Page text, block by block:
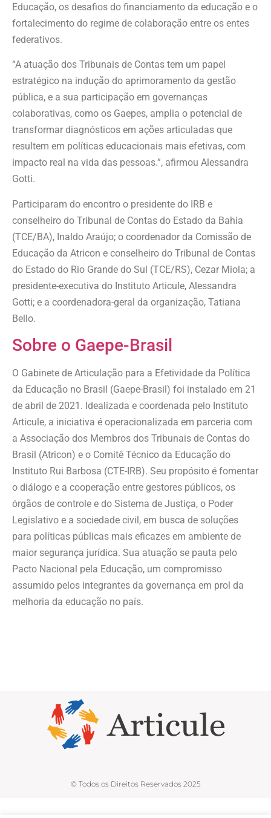
Educação, os desafios do financiamento da educação e o
fortalecimento do regime de colaboração entre os entes
federativos.
“A atuação dos Tribunais de Contas tem um papel
estratégico na indução do aprimoramento da gestão
pública, e a sua participação em governanças
colaborativas, como os Gaepes, amplia o potencial de
transformar diagnósticos em ações articuladas que
resultem em políticas educacionais mais efetivas, com
impacto real na vida das pessoas.”, afirmou Alessandra
Gotti.
Participaram do encontro o presidente do IRB e
conselheiro do Tribunal de Contas do Estado da Bahia
(TCE/BA), Inaldo Araújo; o coordenador da Comissão de
Educação da Atricon e conselheiro do Tribunal de Contas
do Estado do Rio Grande do Sul (TCE/RS), Cezar Miola; a
presidente-executiva do Instituto Articule, Alessandra
Gotti; e a coordenadora-geral da organização, Tatiana
Bello.
Sobre o Gaepe-Brasil
O Gabinete de Articulação para a Efetividade da Política
da Educação no Brasil (Gaepe-Brasil) foi instalado em 21
de abril de 2021. Idealizada e coordenada pelo Instituto
Articule, a iniciativa é operacionalizada em parceria com
a Associação dos Membros dos Tribunais de Contas do
Brasil (Atricon) e o Comitê Técnico da Educação do
Instituto Rui Barbosa (CTE-IRB). Seu propósito é fomentar
o diálogo e a cooperação entre gestores públicos, os
órgãos de controle e do Sistema de Justiça, o Poder
Legislativo e a sociedade civil, em busca de soluções
para políticas públicas mais eficazes em ambiente de
maior segurança jurídica. Sua atuação se pauta pelo
Pacto Nacional pela Educação, um compromisso
assumido pelos integrantes da governança em prol da
melhoria da educação no país.
© Todos os Direitos Reservados 2025